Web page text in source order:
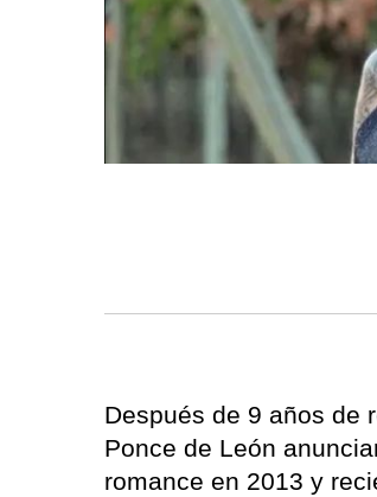
Después de 9 años de
Ponce de León
romance en 2013 y